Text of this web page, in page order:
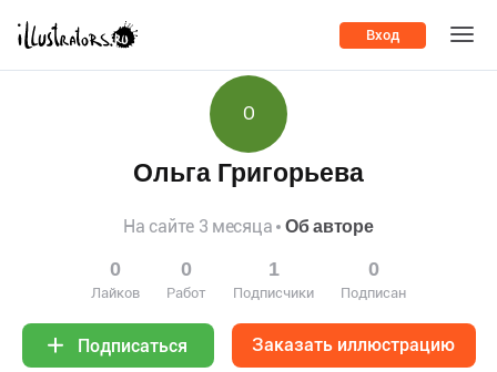
Вход
О
Ольга Григорьева
На сайте 3 месяца Об авторе
0
Лайков
0
Работ
1
Подписчики
0
Подписан
Подписаться Заказать иллюстрацию